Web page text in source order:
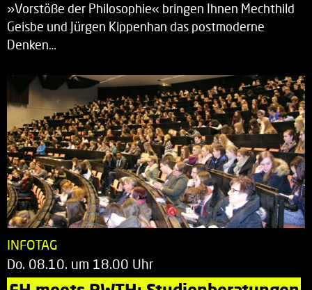
»Vorstöße der Philosophie« bringen Ihnen Mechthild
Geisbe und Jürgen Kippenhan das postmoderne
Denken…
INFOTAG
Do. 08.10. um 18.00 Uhr